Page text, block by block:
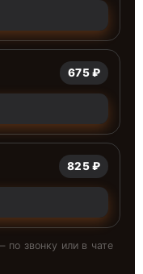
675 ₽
825 ₽
по звонку или в чате